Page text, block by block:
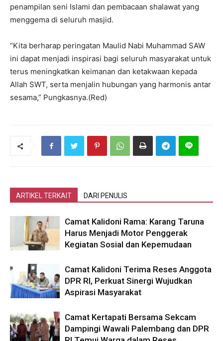
penampilan seni Islami dan pembacaan shalawat yang
menggema di seluruh masjid.
“Kita berharap peringatan Maulid Nabi Muhammad SAW
ini dapat menjadi inspirasi bagi seluruh masyarakat untuk
terus meningkatkan keimanan dan ketakwaan kepada
Allah SWT, serta menjalin hubungan yang harmonis antar
sesama,” Pungkasnya.(Red)
ARTIKEL TERKAIT DARI PENULIS
Camat Kalidoni Rama: Karang Taruna
Harus Menjadi Motor Penggerak
Kegiatan Sosial dan Kepemudaan
Camat Kalidoni Terima Reses Anggota
DPR RI, Perkuat Sinergi Wujudkan
Aspirasi Masyarakat
Camat Kertapati Bersama Sekcam
Dampingi Wawali Palembang dan DPR